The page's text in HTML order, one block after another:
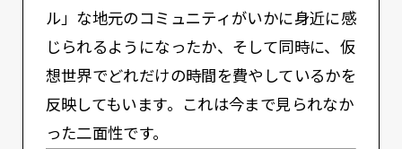
ル」な地元のコミュニティがいかに身近に感
じられるようになったか、そして同時に、仮
想世界でどれだけの時間を費やしているかを
反映してもいます。これは今まで見られなか
った二面性です。